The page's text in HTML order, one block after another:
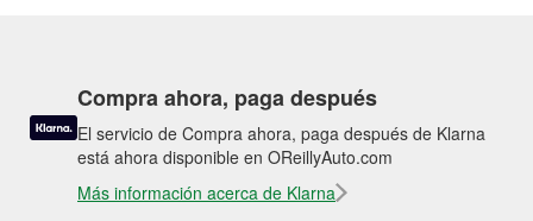
Compra ahora, paga después
El servicio de Compra ahora, paga después de Klarna
está ahora disponible en OReillyAuto.com
Más información acerca de Klarna